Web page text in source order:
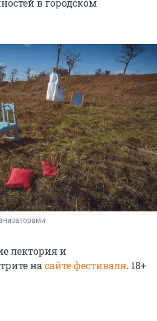
в городском
лектория и
на сайте фестиваля. 18+